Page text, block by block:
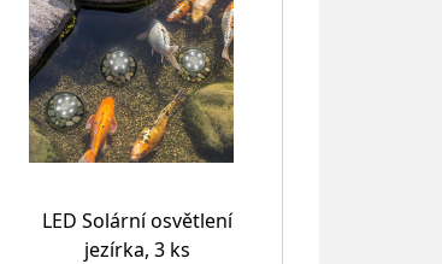
LED Solární osvětlení
jezírka, 3 ks